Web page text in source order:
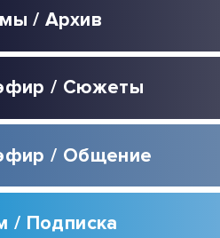
/ Архив
/ Сюжеты
/ Общение
/ Подписка